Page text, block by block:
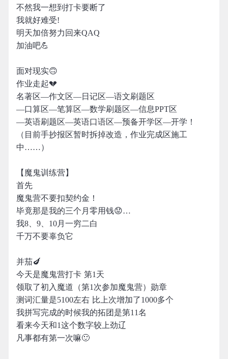
不然我一想到打卡要断了
我就好难受!
明天加倍努力回来QAQ
加油吧💪
面对现实🙃
作业走起💔
名著区—作文区—日记区—语文刷题区
—口算区—笔算区—数学刷题区—信息PPT区
—英语刷题区—英语口语区—预备开学区—开学！
（目前手抄报区暂时拆掉改造，作业完成区施工
中……）
【魔鬼训练营】
首先
魔鬼营不要扣契约金！
毕竟那是我的三个月零用钱😟…
我8、9、10月一穷二白
千万不要辜负它
并茄🍆
今天是魔鬼营打卡 第1天
领取了初入魔道（第1次参加魔鬼营）勋章
测词汇量是5100左右 比上次增加了1000多个
我拼写完成的时候我的拓团是第11名
看来今天和1这个数字较上劲辽
凡事都有第一次嘛🙂